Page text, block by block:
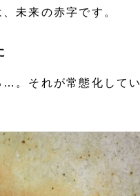
未来の赤字です。
…。それが常態化してい